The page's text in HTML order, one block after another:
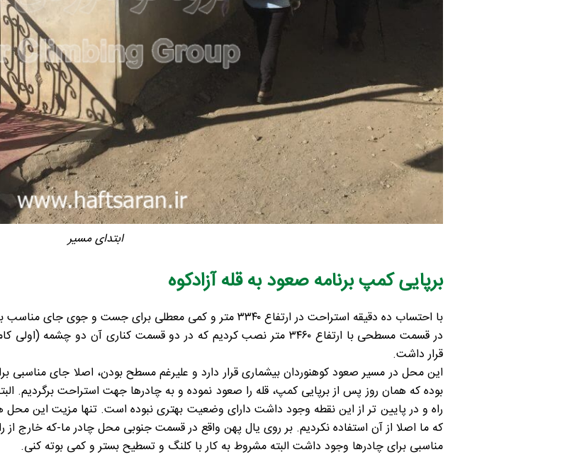
ابتدای مسیر
برپایی کمپ برنامه صعود به قله آزادکوه
در قسمت مسطحی با ارتفاع ۳۴۶۰ متر نصب کردیم که در دو قسمت کناری
قرار داشت.
این محل در مسیر صعود کوهنوردان بیشماری قرار دارد و علیرغم مسطح بودن، اصلا جای مناسبی
بوده که همان روز پس از برپایی کمپ، قله را صعود نموده و به چادرها جهت استراحت برگردیم.
راه و در پایین تر از این نقطه وجود داشت دارای وضعیت بهتری نبوده است. تنها مزیت این
که ما اصلا از آن استفاده نکردیم. بر روی یال پهن واقع در قسمت جنوبی محل چادر ما-که خارج از
مناسبی برای چادرها وجود داشت البته مشروط به کار با کلنگ و تسطیح بستر و کمی بوته کنی.